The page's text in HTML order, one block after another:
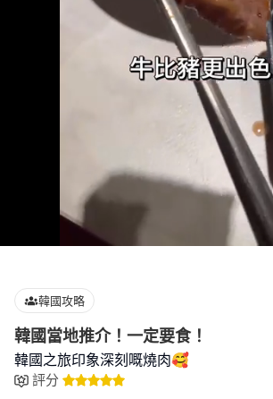
100.00%
韓國攻略
韓國當地推介！一定要食！
韓國之旅印象深刻嘅燒肉🥰
評分